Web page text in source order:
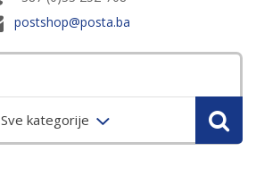
postshop@posta.ba
Sve kategorije